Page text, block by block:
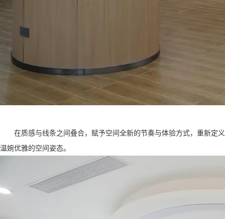
在质感与线条之间叠合，赋予空间全新的节奏与体验方式，重新定义
温婉优雅的空间姿态。